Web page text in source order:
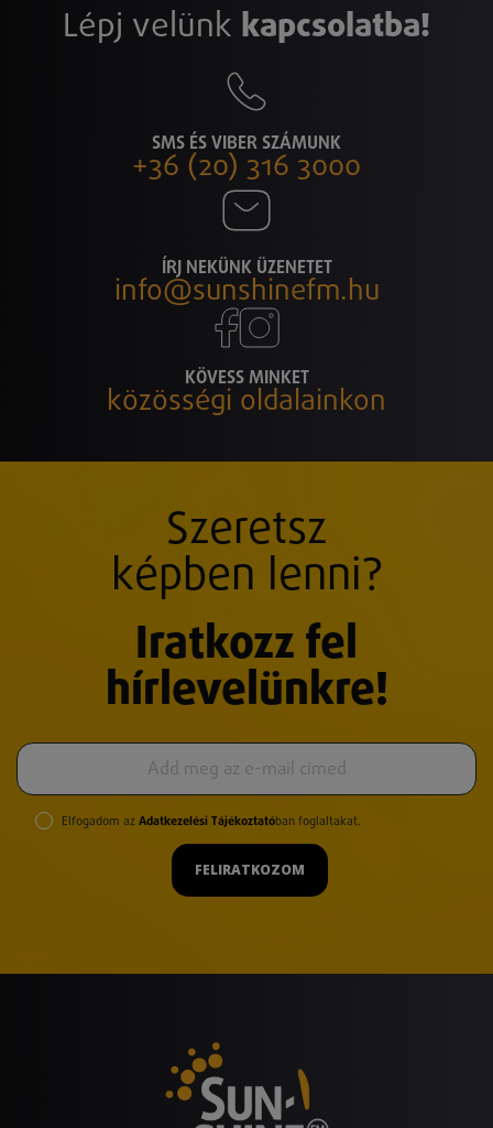
Lépj velünk kapcsolatba!
SMS ÉS VIBER SZÁMUNK
+36 (20) 316 3000
ÍRJ NEKÜNK ÜZENETET
info@sunshinefm.hu
KÖVESS MINKET
közösségi oldalainkon
Szeretsz
képben lenni?
Iratkozz fel
hírlevelünkre!
Elfogadom az Adatkezelési Tájékoztatóban foglaltakat.
FELIRATKOZOM